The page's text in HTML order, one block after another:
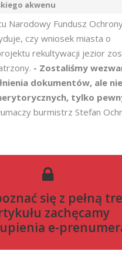
akwenu
Narodowy Fundusz
czy wniosek miasta o
rekultywacji jezior
- Zostaliśmy
dokumentów, ale
tylko
burmistrz Stefan
się z pełną
zachęcamy
e-